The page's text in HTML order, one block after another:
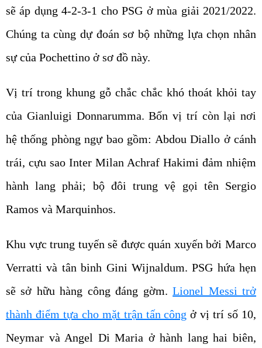
sẽ áp dụng 4-2-3-1 cho PSG ở mùa giải 2021/2022.
Chúng ta cùng dự đoán sơ bộ những lựa chọn nhân
sự của Pochettino ở sơ đồ này.
Vị trí trong khung gỗ chắc chắc khó thoát khỏi tay
của Gianluigi Donnarumma. Bốn vị trí còn lại nơi
hệ thống phòng ngự bao gồm: Abdou Diallo ở cánh
trái, cựu sao Inter Milan Achraf Hakimi đảm nhiệm
hành lang phải; bộ đôi trung vệ gọi tên Sergio
Ramos và Marquinhos.
Khu vực trung tuyến sẽ được quán xuyến bởi Marco
Verratti và tân binh Gini Wijnaldum. PSG hứa hẹn
sẽ sở hữu hàng công đáng gờm.Lionel Messi trở
thành điểm tựa cho mặt trận tấn công ở vị trí số 10,
Neymar và Angel Di Maria ở hành lang hai biên,